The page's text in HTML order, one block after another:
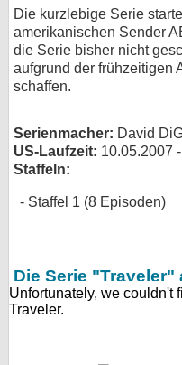
Die kurzlebige Serie
amerikanischen Sender
die Serie bisher nicht
aufgrund der frühzeitigen
schaffen.
Serienmacher: David
US-Laufzeit: 10.05.2007
Staffeln:
Staffel 1 (8 Episoden)
Die Serie "Traveler"